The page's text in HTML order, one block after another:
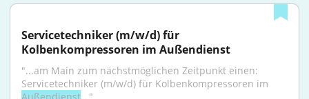
Servicetechniker (m/w/d) für
Kolbenkompressoren im Außendienst
"...am Main zum nächstmöglichen Zeitpunkt einen: